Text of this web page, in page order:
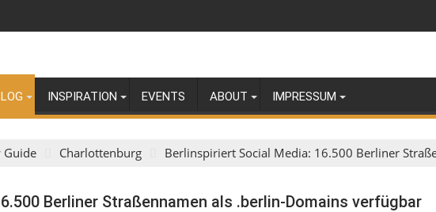
INSPIRATION EVENTS ABOUT IMPRESSUM
Guide Charlottenburg Berlinspiriert Social Media: 16.500 Berliner
Berliner Straßennamen als .berlin-Domains verfügbar